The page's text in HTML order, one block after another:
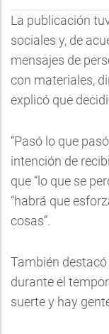
La publicación
sociales y, de
mensajes de
con materiales,
explicó que
“Pasó lo que
intención de
que “lo que se
“habrá que
cosas”.
También
durante el
suerte y hay